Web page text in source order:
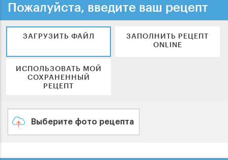
Пожалуйста, введите ваш рецепт
ЗАГРУЗИТЬ ФАЙЛ
ЗАПОЛНИТЬ РЕЦЕПТ
ONLINE
ИСПОЛЬЗОВАТЬ МОЙ
СОХРАНЕННЫЙ
РЕЦЕПТ
Выберите фото рецепта